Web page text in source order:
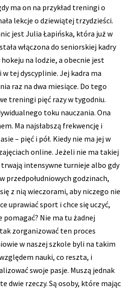
ma on na przykład treningi o
lekcje o dziewiątej trzydzieści.
jest Julia Łapińska, która już w
włączona do seniorskiej kadry
na lodzie, a obecnie jest
tej dyscyplinie. Jej kadra ma
raz na dwa miesiące. Do tego
treningi pięć razy w tygodniu.
toku nauczania. Ona
Ma najsłabszą frekwencję i
– pięć i pół. Kiedy nie ma jej w
online. Jeżeli nie ma takiej
intensywne turnieje albo gdy
przedpołudniowych godzinach,
z nią wieczorami, aby niczego nie
uprawiać sport i chce się uczyć,
pomagać? Nie ma tu żadnej
zorganizować ten proces
w naszej szkole byli na takim
nauki, co reszta, i
swoje pasje. Muszą jednak
dwie rzeczy. Są osoby, które mając